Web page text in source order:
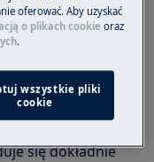
z
się dokładnie
oferować. Aby uzyskać
o plikach cookie oraz
.
wszystkie pliki
cookie